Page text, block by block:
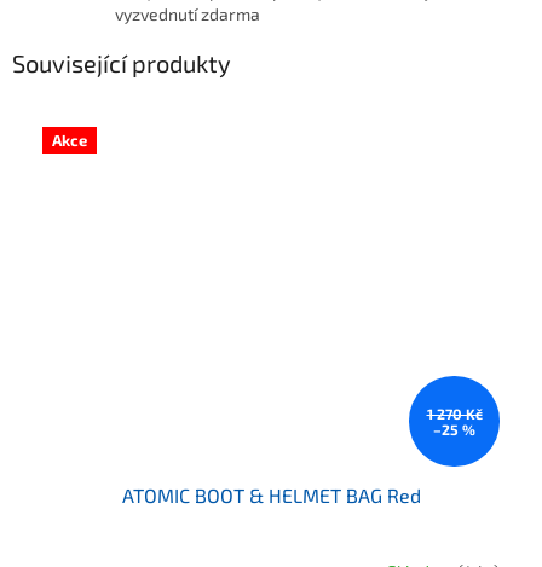
vyzvednutí zdarma
Související produkty
Akce
1 270 Kč
–25 %
ATOMIC BOOT & HELMET BAG Red